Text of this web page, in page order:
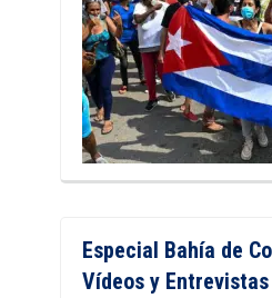
Especial Bahía de
Vídeos y Entrevistas